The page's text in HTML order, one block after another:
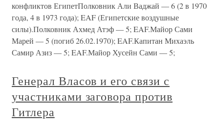
конфликтов ЕгипетПолковник Али Ваджай — 6 (2 в 1970
года, 4 в 1973 года); EAF (Египетские воздушные
силы).Полковник Ахмед Атэф — 5; EAF.Майор Сами
Марей — 5 (погиб 26.02.1970); EAF.Капитан Михаэль
Самир Азиз — 5; EAF.Майор Хусейн Сами — 5;
Генерал Власов и его связи с
участниками заговора против
Гитлера